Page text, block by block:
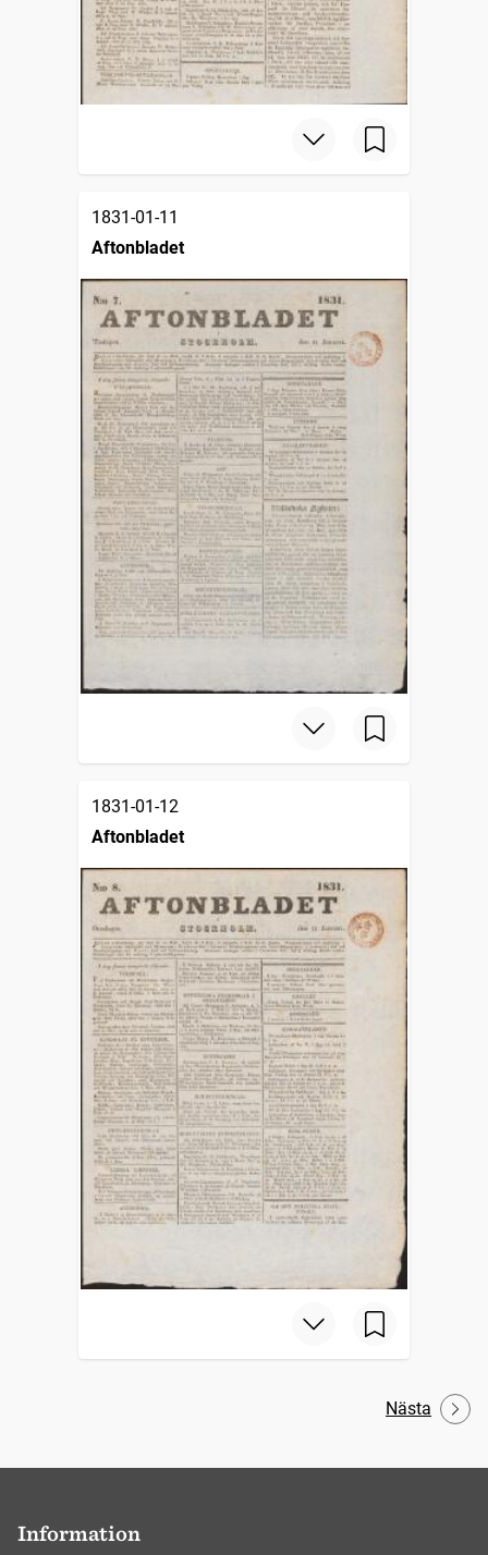
1831-01-11
Aftonbladet
1831-01-12
Aftonbladet
Nästa
Information